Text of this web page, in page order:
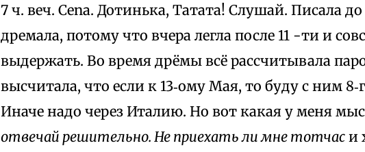
7 ч. веч. Cena. Дотинька, Татата! Слушай. Писала
дремала, потому что вчера легла после 11 -ти и
выдержать. Во время дрёмы всё рассчитывала
высчитала, что если к 13‑ому Мая, то буду с ним
Иначе надо через Италию. Но вот какая у меня
отвечай решительно. Не приехать ли мне тотчас и